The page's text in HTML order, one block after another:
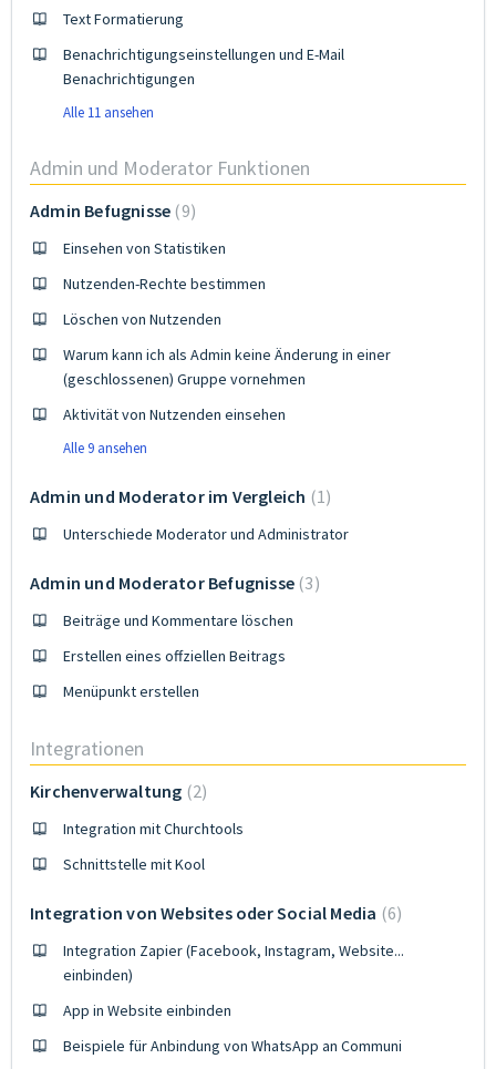
Text Formatierung
Benachrichtigungseinstellungen und E-Mail
Benachrichtigungen
Alle 11 ansehen
Admin und Moderator Funktionen
Admin Befugnisse 9
Einsehen von Statistiken
Nutzenden-Rechte bestimmen
Löschen von Nutzenden
Warum kann ich als Admin keine Änderung in einer
(geschlossenen) Gruppe vornehmen
Aktivität von Nutzenden einsehen
Alle 9 ansehen
Admin und Moderator im Vergleich 1
Unterschiede Moderator und Administrator
Admin und Moderator Befugnisse 3
Beiträge und Kommentare löschen
Erstellen eines offziellen Beitrags
Menüpunkt erstellen
Integrationen
Kirchenverwaltung 2
Integration mit Churchtools
Schnittstelle mit Kool
Integration von Websites oder Social Media 6
Integration Zapier (Facebook, Instagram, Website...
einbinden)
App in Website einbinden
Beispiele für Anbindung von WhatsApp an Communi